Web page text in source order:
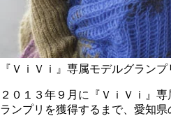
『ＶｉＶｉ』専属モデルグラン
２０１３年９月に『ＶｉＶｉ』
ランプリを獲得するまで、愛知